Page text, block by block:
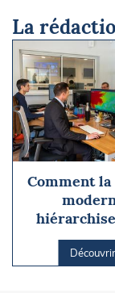
La
Comment
Découvrir